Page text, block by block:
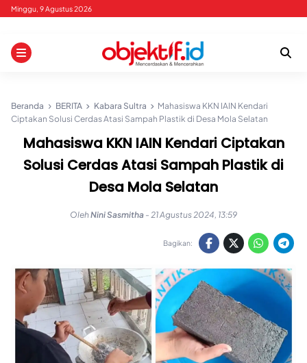
Skip
content
Minggu, 9 Agustus 2026
Beranda BERITA Kabara Sultra
Mahasiswa KKN IAIN Kendari
Ciptakan Solusi Cerdas Atasi Sampah Plastik di Desa Mola Selatan
Mahasiswa KKN IAIN Kendari Ciptakan
Solusi Cerdas Atasi Sampah Plastik di
Desa Mola Selatan
OlehNini Sasmitha - 21 Agustus 2024, 13:59
Bagikan: